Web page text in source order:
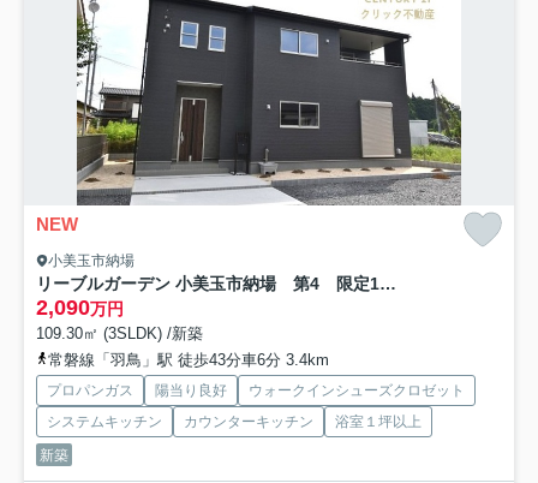
NEW
小美玉市納場
リーブルガーデン 小美玉市納場 第4 限定1棟！
2,090万円
109.30㎡ (3SLDK) /新築
常磐線「羽鳥」駅 徒歩43分車6分 3.4km
プロパンガス 陽当り良好
ウォークインシューズクロゼット
システムキッチン
カウンターキッチン
浴室１坪以上
新築